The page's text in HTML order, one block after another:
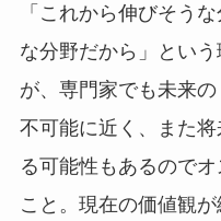
「これから伸びそう
な分野だから」とい
が、専門家でも未来
不可能に近く、また
る可能性もあるので
こと。現在の価値観